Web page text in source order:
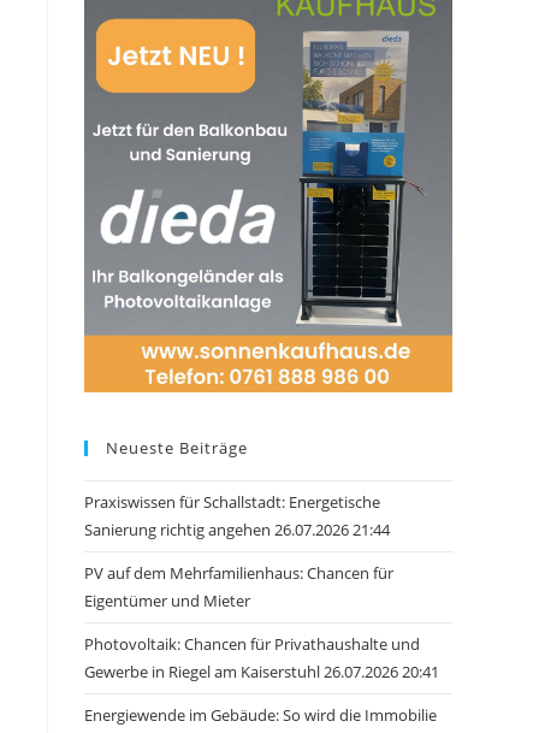
Neueste Beiträge
Praxiswissen für Schallstadt: Energetische
Sanierung richtig angehen 26.07.2026 21:44
PV auf dem Mehrfamilienhaus: Chancen für
Eigentümer und Mieter
Photovoltaik: Chancen für Privathaushalte und
Gewerbe in Riegel am Kaiserstuhl 26.07.2026 20:41
Energiewende im Gebäude: So wird die Immobilie